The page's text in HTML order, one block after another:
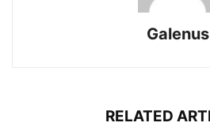
Galenus
RELATED